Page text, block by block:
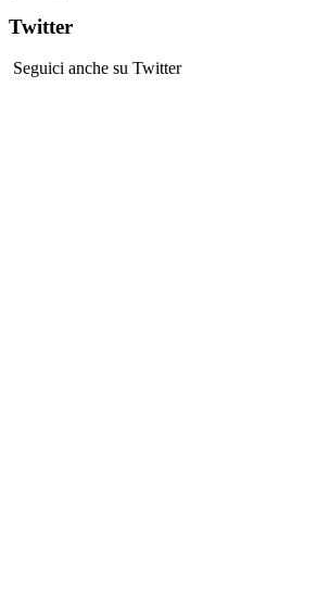
Twitter
Seguici anche su Twitter